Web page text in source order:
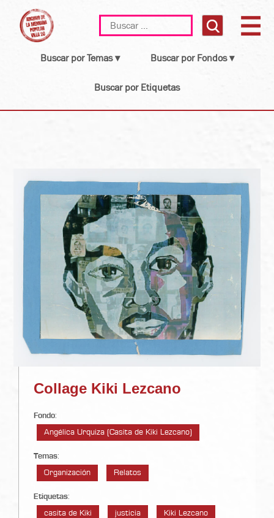
content
Buscar:
Buscar por Temas ▾ Buscar por Fondos ▾
Buscar por Etiquetas
Collage Kiki Lezcano
Fondo:
Angélica Urquiza (Casita de Kiki Lezcano)
Temas:
Organización
Relatos
Etiquetas:
casita de Kiki
justicia Kiki Lezcano